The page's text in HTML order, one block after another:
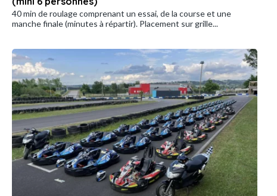
40 min de roulage comprenant un essai, de la course et une
manche finale (minutes à répartir). Placement sur grille...